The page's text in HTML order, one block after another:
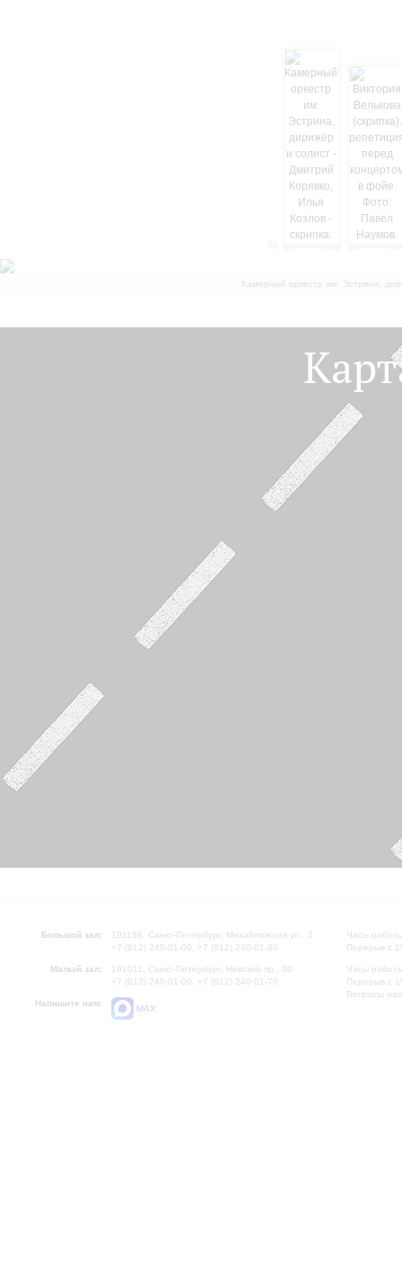
Камерный оркестр им. Эстрина,
Большой зал:
191186, Санкт-Петербург, Михайловская ул., 2
+7 (812) 240-01-00, +7 (812) 240-01-80
Малый зал:
191011, Санкт-Петербург, Невский пр., 30
+7 (812) 240-01-00, +7 (812) 240-01-70
Напишите нам:
MAX
Часы
Перерыв с
Часы
Перерыв с
Вопросы